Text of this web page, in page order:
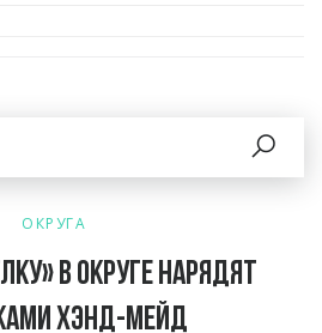
ОКРУГА
в округе нарядят
хэнд-мейд